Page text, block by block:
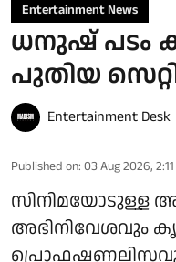
Entertainment News
ധനുഷ് പടം
പുതിയ
Entertainment Desk
Published on: 03 Aug 2026,
സിനിമയോടുള്ള
അഭിനിവേശവും